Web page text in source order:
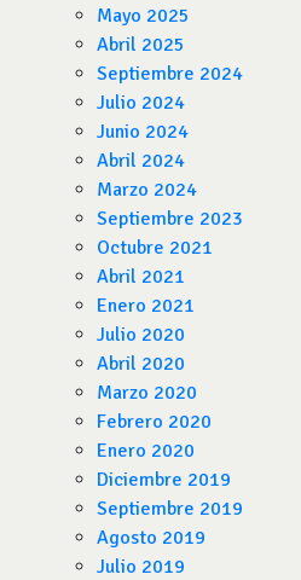
Mayo 2025
Abril 2025
Septiembre 2024
Julio 2024
Junio 2024
Abril 2024
Marzo 2024
Septiembre 2023
Octubre 2021
Abril 2021
Enero 2021
Julio 2020
Abril 2020
Marzo 2020
Febrero 2020
Enero 2020
Diciembre 2019
Septiembre 2019
Agosto 2019
Julio 2019